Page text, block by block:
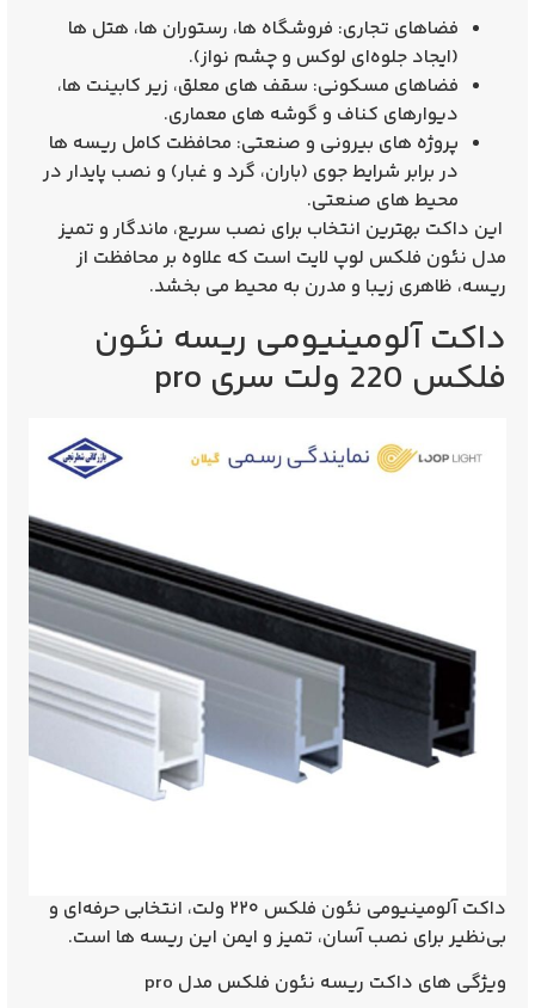
فضاهای تجاری: فروشگاه‌ ها، رستوران‌ ها، هتل‌ ها
(ایجاد جلوه‌ای لوکس و چشم‌ نواز).
فضاهای مسکونی: سقف‌ های معلق، زیر کابینت‌ ها،
دیوارهای کناف و گوشه‌ های معماری.
پروژه‌ های بیرونی و صنعتی: محافظت کامل ریسه‌ ها
در برابر شرایط جوی (باران، گرد و غبار) و نصب پایدار در
محیط‌ های صنعتی.
این داکت بهترین انتخاب برای نصب سریع، ماندگار و تمیز
مدل نئون فلکس لوپ لایت است که علاوه بر محافظت از
ریسه، ظاهری زیبا و مدرن به محیط می‌ بخشد.
داکت آلومینیومی ریسه نئون
فلکس 220 ولت سری pro
داکت آلومینیومی نئون فلکس ۲۲۰ ولت، انتخابی
حرفه‌ای و
بی‌نظیربرای نصبآسان، تمیز و ایمن این ریسه‌ ها است.
ویژگی های داکت ریسه نئون فلکس مدل pro